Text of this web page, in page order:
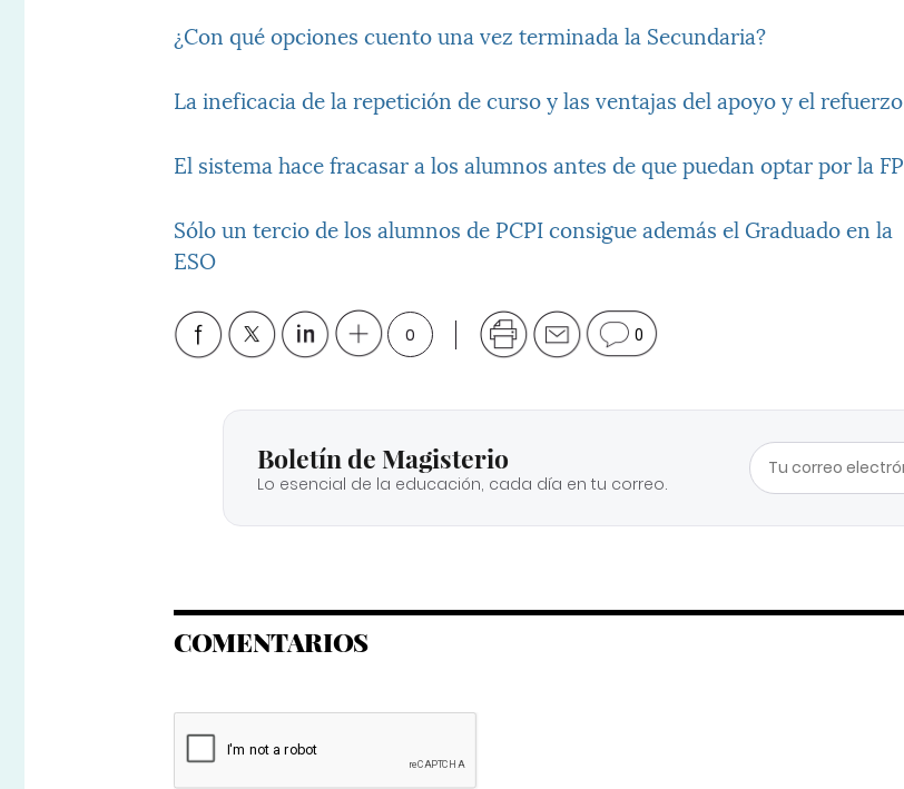
¿Con qué opciones cuento una vez terminada la Secundaria?
La ineficacia de la repetición de curso y las ventajas del apoyo y el refuerzo
El sistema hace fracasar a los alumnos antes de que puedan optar por la FP
Sólo un tercio de los alumnos de PCPI consigue además el Graduado en la
ESO
0 0
Boletín de Magisterio
Lo esencial de la educación, cada día en tu correo.
COMENTARIOS